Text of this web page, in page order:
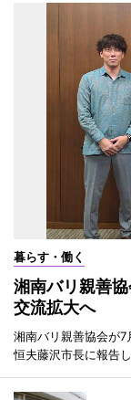
暮らす・働く
湘南バリ親善
交流拡大へ
湘南バリ親善協会が
恒夫藤沢市長に報告し